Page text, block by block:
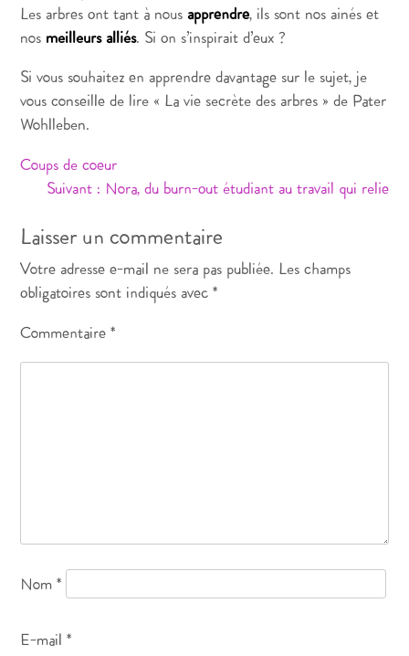
Les arbres ont tant à nousapprendre, ils sont nos ainés et
nos meilleurs alliés. Si on s’inspirait d’eux ?
Si vous souhaitez en apprendre davantage sur le sujet, je
vous conseille de lire « La vie secrète des arbres » de Pater
Wohlleben.
Coups de coeur
Navigation
l’article
Suivant : Nora, du burn-out étudiant au travail qui relie
Laisser un commentaire
Votre adresse e-mail ne sera pas publiée. Les champs
obligatoires sont indiqués avec*
Commentaire*
Nom*
E-mail*